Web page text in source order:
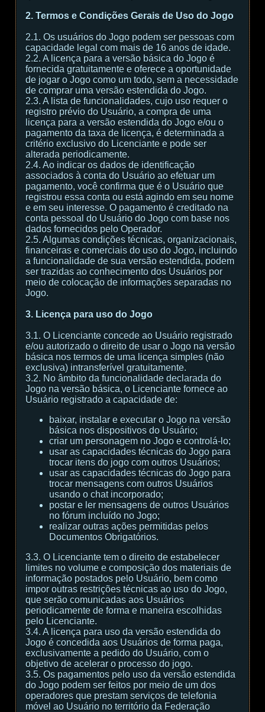
2. Termos e Condições Gerais de Uso do Jogo
2.1. Os usuários do Jogo podem ser pessoas com
capacidade legal com mais de 16 anos de idade.
2.2. A licença para a versão básica do Jogo é
fornecida gratuitamente e oferece a oportunidade
de jogar o Jogo como um todo, sem a necessidade
de comprar uma versão estendida do Jogo.
2.3. A lista de funcionalidades, cujo uso requer o
registro prévio do Usuário, a compra de uma
licença para a versão estendida do Jogo e/ou o
pagamento da taxa de licença, é determinada a
critério exclusivo do Licenciante e pode ser
alterada periodicamente.
2.4. Ao indicar os dados de identificação
associados à conta do Usuário ao efetuar um
pagamento, você confirma que é o Usuário que
registrou essa conta ou está agindo em seu nome
e em seu interesse. O pagamento é creditado na
conta pessoal do Usuário do Jogo com base nos
dados fornecidos pelo Operador.
2.5. Algumas condições técnicas, organizacionais,
financeiras e comerciais do uso do Jogo, incluindo
a funcionalidade de sua versão estendida, podem
ser trazidas ao conhecimento dos Usuários por
meio de colocação de informações separadas no
Jogo.
3. Licença para uso do Jogo
3.1. O Licenciante concede ao Usuário registrado
e/ou autorizado o direito de usar o Jogo na versão
básica nos termos de uma licença simples (não
exclusiva) intransferível gratuitamente.
3.2. No âmbito da funcionalidade declarada do
Jogo na versão básica, o Licenciante fornece ao
Usuário registrado a capacidade de:
baixar, instalar e executar o Jogo na versão
básica nos dispositivos do Usuário;
criar um personagem no Jogo e controlá-lo;
usar as capacidades técnicas do Jogo para
trocar itens do jogo com outros Usuários;
usar as capacidades técnicas do Jogo para
trocar mensagens com outros Usuários
usando o chat incorporado;
postar e ler mensagens de outros Usuários
no fórum incluído no Jogo;
realizar outras ações permitidas pelos
Documentos Obrigatórios.
3.3. O Licenciante tem o direito de estabelecer
limites no volume e composição dos materiais de
informação postados pelo Usuário, bem como
impor outras restrições técnicas ao uso do Jogo,
que serão comunicadas aos Usuários
periodicamente de forma e maneira escolhidas
pelo Licenciante.
3.4. A licença para uso da versão estendida do
Jogo é concedida aos Usuários de forma paga,
exclusivamente a pedido do Usuário, com o
objetivo de acelerar o processo do jogo.
3.5. Os pagamentos pelo uso da versão estendida
do Jogo podem ser feitos por meio de um dos
operadores que prestam serviços de telefonia
móvel ao Usuário no território da Federação